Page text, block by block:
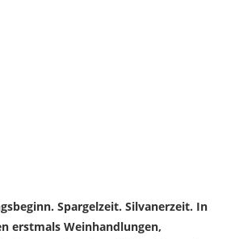
Spargelzeit. Silvanerzeit. In
erstmals Weinhandlungen,